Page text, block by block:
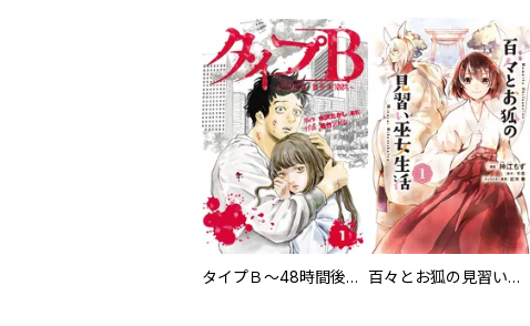
タイプＢ～48時間後、致死率100％～【単話】 百々とお狐の見習い巫女生活【単行本版】